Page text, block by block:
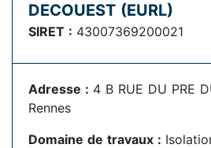
DECOUEST (EURL)
SIRET : 43007369200021
Adresse : 4 B RUE DU PRE
Rennes
Domaine de travaux :